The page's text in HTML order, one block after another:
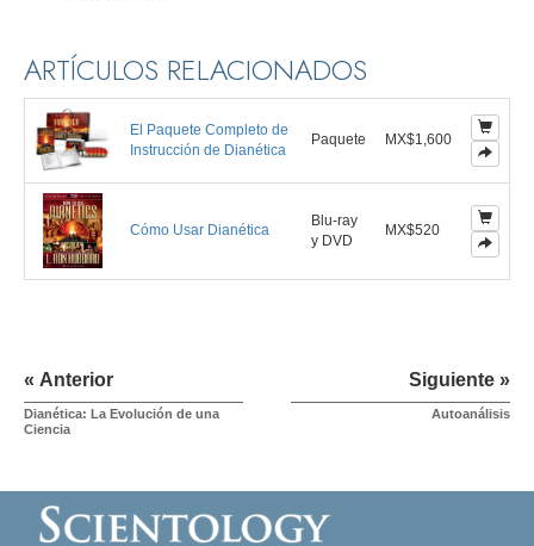
ARTÍCULOS RELACIONADOS
El Paquete Completo de
Instrucción de Dianética
Paquete MX$1,600
Cómo Usar Dianética
Blu-ray
y DVD
MX$520
« Anterior
Dianética: La Evolución de una
Ciencia
Siguiente »
Autoanálisis